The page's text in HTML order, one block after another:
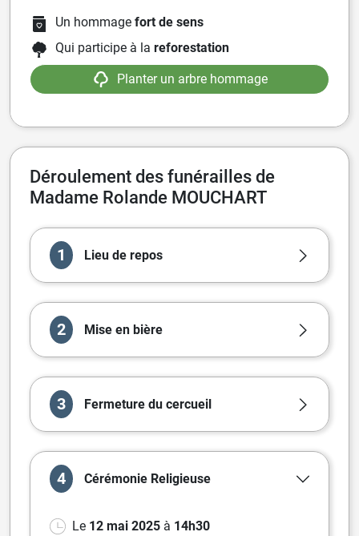
Un hommage fort de sens
Qui participe à la reforestation
Planter un arbre hommage
Déroulement des funérailles de
Madame Rolande MOUCHART
1 Lieu de repos
2 Mise en bière
3 Fermeture du cercueil
4 Cérémonie Religieuse
Le 12 mai 2025 à 14h30